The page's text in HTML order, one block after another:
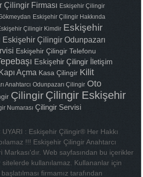
Çilingir Firması Eskişehir Çilingir
Eskişehir Çilingir Hakkında
Çilingir Kimdir Eskişehir
Eskişehir Çilingir Odunpazarı
Eskişehir Çilingir Telefonu
Eskişehir Çilingir İletişim
Açma Kasa Çilingir Kilit
Anahtarcı Odunpazarı Çilingir Oto
Çilingir Çilingir Eskişehir
Numarası Çilingir Servisi
: Eskişehir Çilingir® Her Hakkı
!!! Eskişehir Çilingir Anahtarcı
Markası'dır. Web sayfasından bu içerikler
kullanılamaz. Kullananlar için
firmamız tarafından